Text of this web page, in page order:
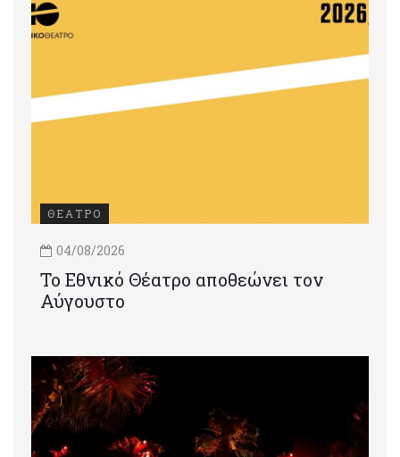
ΘΕΑΤΡΟ
04/08/2026
Το Εθνικό Θέατρο αποθεώνει τον
Αύγουστο